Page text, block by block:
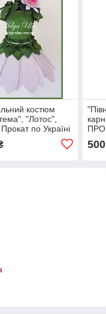
костюм
"Лотос",
Прокат по Україні
500